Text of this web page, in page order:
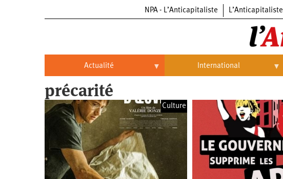
NPA - L’Anticapitaliste L’Anticapitaliste
Actualité
Actualité
Politique
Entreprises
Entreprises
Automobile
Oppressions
Oppressions
Économie
International
Brésil
Chine
Continents
précarité
Culture